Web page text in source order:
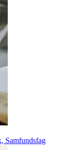
Samfundsfag